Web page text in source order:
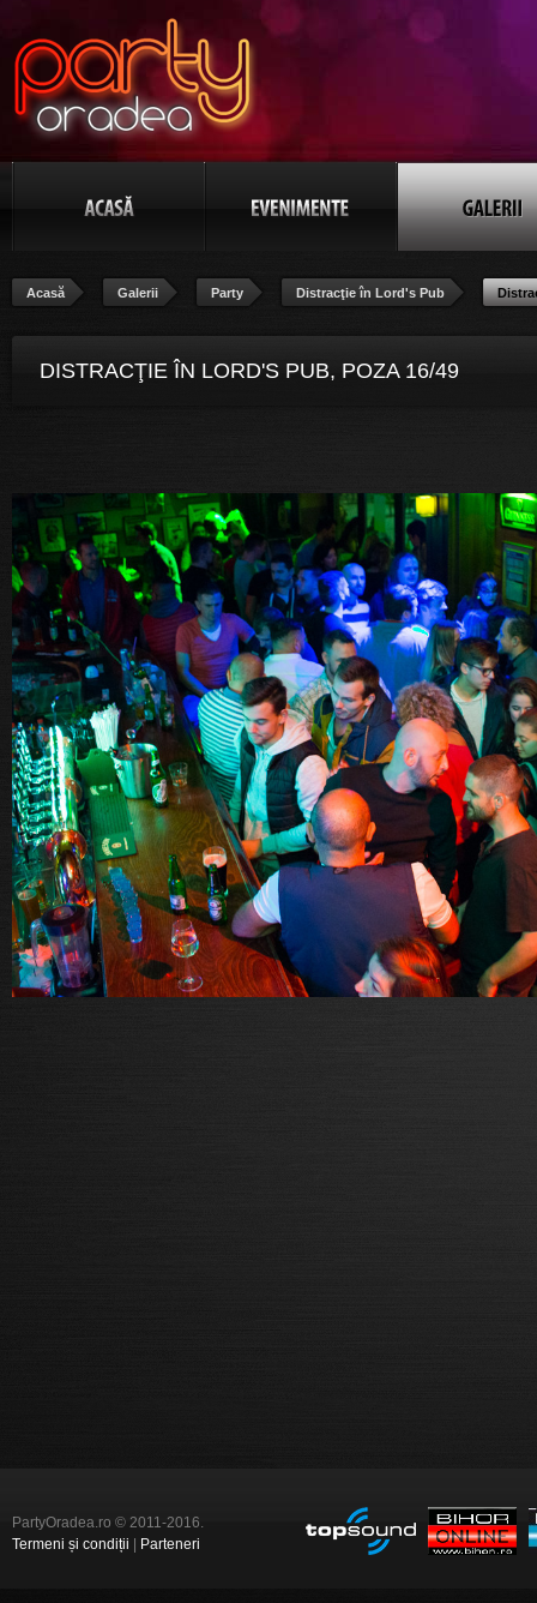
Acasă Galerii Party Distracţie în Lord's Pub
DISTRACŢIE ÎN LORD'S PUB, POZA 16/49
PartyOradea.ro © 2011-2016.
Termeni și condiții
Parteneri